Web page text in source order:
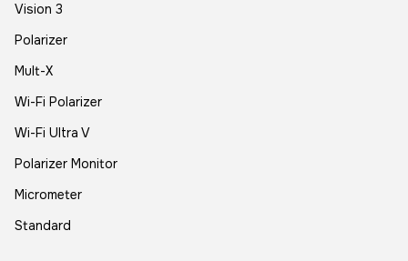
Vision 3
Polarizer
Mult-X
Wi-Fi Polarizer
Wi-Fi Ultra V
Polarizer Monitor
Micrometer
Standard